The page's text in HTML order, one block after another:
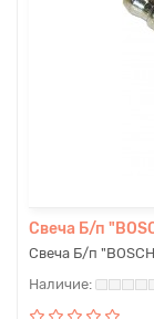
Свеча Б/п
Свеча Б/п